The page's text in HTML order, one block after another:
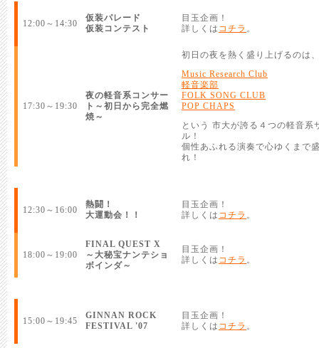
12:00～14:30
仮装パレード
仮装コンテスト
目玉企画！
詳しくは コチラ 。
17:30～19:30
夜の軽音系コンサー
ト～初日から完全燃
焼～
初日の夜を熱く盛り上げるのは
Music Research Club
軽音楽部
FOLK SONG CLUB
POP CHAPS
という 市大が誇る４つの軽音系
ル！
個性あふれる演奏で心ゆくまで
れ！
12:30～16:00
熱闘！
大運動会！！
目玉企画！
詳しくは コチラ 。
18:00～19:00
FINAL QUEST X
～大秘宝ナンテショ
ボインダ～
目玉企画！
詳しくは コチラ 。
15:00～19:45
GINNAN ROCK
FESTIVAL '07
目玉企画！
詳しくは コチラ 。